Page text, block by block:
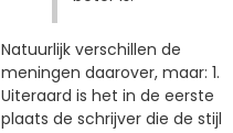
Natuurlijk verschillen de
meningen daarover, maar: 1.
Uiteraard is het in de eerste
plaats de schrijver die de stijl